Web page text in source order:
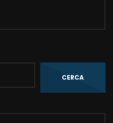
CERCA